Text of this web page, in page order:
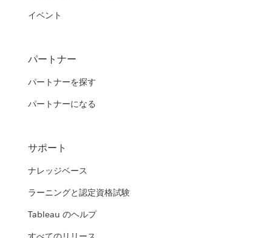
イベント
パートナー
パートナーを探す
パートナーになる
サポート
ナレッジベース
ラーニングと認定資格試験
Tableau のヘルプ